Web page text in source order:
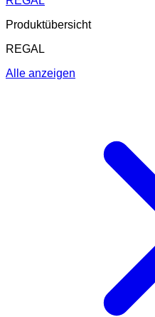
Produktübersicht
REGAL
Alle anzeigen